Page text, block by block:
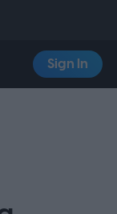
Sign In